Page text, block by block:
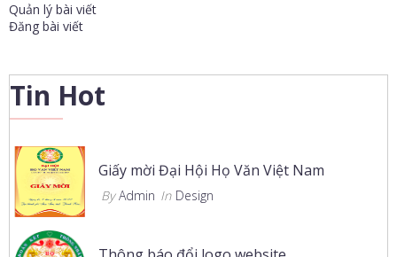
Quản lý bài viết
Đăng bài viết
Tin Hot
Giấy mời Đại Hội Họ Văn Việt Nam
By Admin In Design